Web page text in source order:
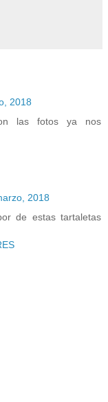
2018
las fotos ya nos
2018
de estas tartaletas